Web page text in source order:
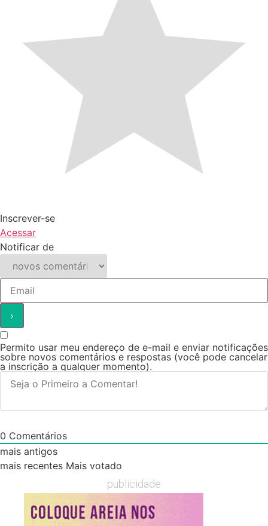
Inscrever-se
Acessar
Notificar de
Permito usar meu endereço de e-mail e enviar notificações
sobre novos comentários e respostas (você pode cancelar
a inscrição a qualquer momento).
0 Comentários
mais antigos
mais recentes Mais votado
publicidade